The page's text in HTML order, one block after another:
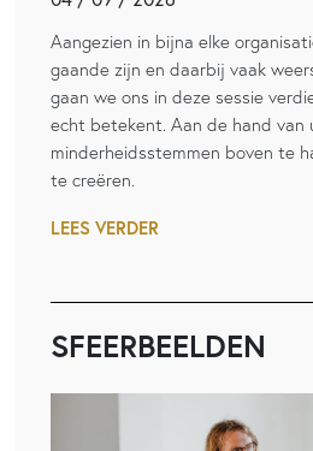
Aangezien in bijna elke
gaande zijn en daarbij vaak
gaan we ons in deze sessie
echt betekent. Aan de hand
minderheidsstemmen boven te
te creëren.
LEES VERDER
SFEERBEELDEN